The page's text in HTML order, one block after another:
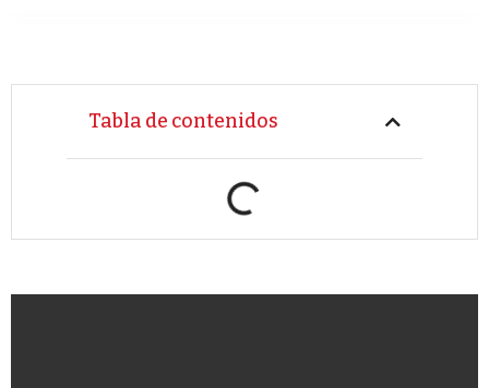
Tabla de contenidos